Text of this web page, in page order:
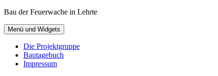
Bau der Feuerwache in Lehrte
Menü und Widgets
Die Projektgruppe
Bautagebuch
Impressum